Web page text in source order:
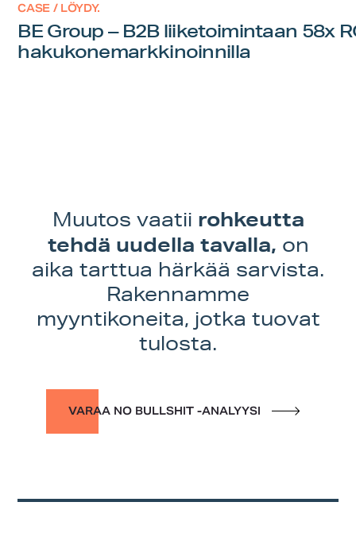
CASE / LÖYDY.
BE Group – B2B liiketoimintaan 58x
hakukonemarkkinoinnilla
Muutos vaatii rohkeutta
tehdä uudella tavalla, on
aika tarttua härkää sarvista.
Rakennamme
myyntikoneita, jotka tuovat
tulosta.
VARAA NO BULLSHIT -ANALYYSI